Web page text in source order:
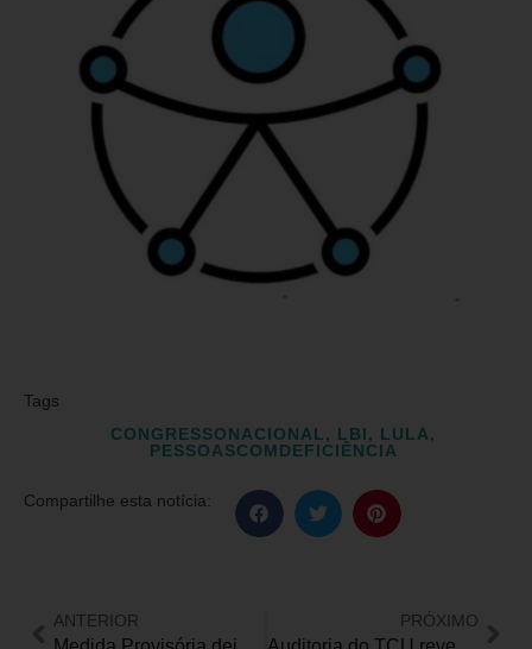
Tags
CONGRESSONACIONAL, LBI, LULA,
PESSOASCOMDEFICIÊNCIA
Compartilhe esta notícia:
ANTERIOR PRÓXIMO